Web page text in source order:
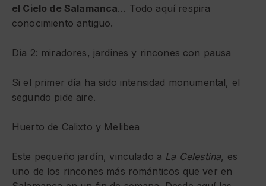
el Cielo de Salamanca… Todo aquí respira
conocimiento antiguo.
Día 2: miradores, jardines y rincones con pausa
Si el primer día ha sido intensidad monumental, el
segundo pide aire.
Huerto de Calixto y Melibea
Este pequeño jardín, vinculado a La Celestina, es
uno de los rincones más románticos que ver en